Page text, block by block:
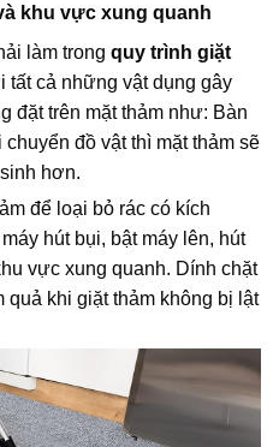
khu vực xung quanh
làm trong quy trình giặt
tất cả những vật dụng gây
đặt trên mặt thảm như: Bàn
đồ vật thì mặt thảm sẽ
hơn.
để loại bỏ rác có kích
hút bụi, bật máy lên, hút
vực xung quanh. Dính chặt
quả khi giặt thảm không bị lật